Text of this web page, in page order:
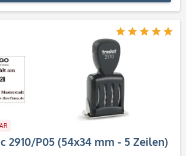
2910/P05 (54x34 mm - 5 Zeilen)